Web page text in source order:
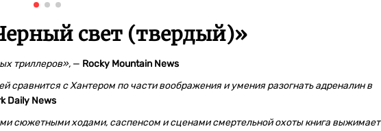
свет (твердый)»
триллеров», — Rocky Mountain News
сравнится с Хантером по части воображения и умения разогнать адреналин в
Daily News
сюжетными ходами, саспенсом и сценами смертельной охоты книга выжимает